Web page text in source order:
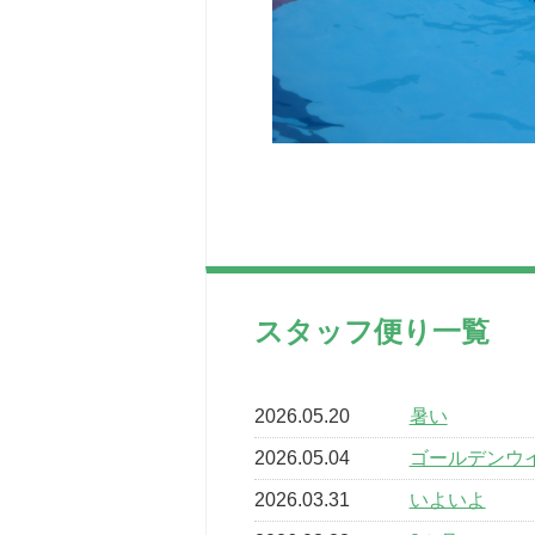
スタッフ便り一覧
2026.05.20 暑い
2026.05.04 ゴールデンウ
2026.03.31 いよいよ